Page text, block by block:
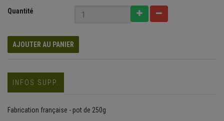
Quantité
AJOUTER AU PANIER
INFOS SUPP.
Fabrication française - pot de 250g